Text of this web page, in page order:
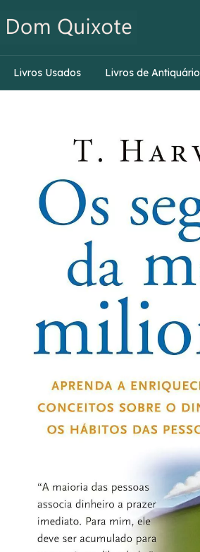
Livros Usados Livros de Antiquário